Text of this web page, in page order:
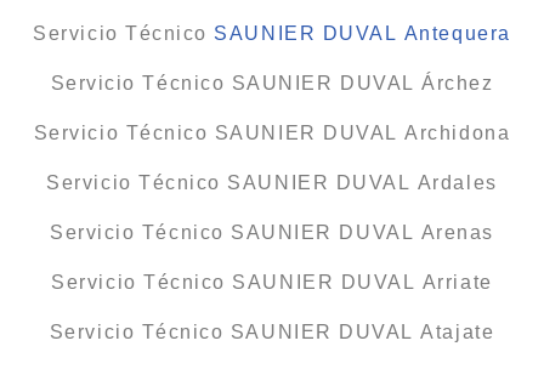
Servicio Técnico SAUNIER DUVAL Antequera
Servicio Técnico SAUNIER DUVAL Árchez
Servicio Técnico SAUNIER DUVAL Archidona
Servicio Técnico SAUNIER DUVAL Ardales
Servicio Técnico SAUNIER DUVAL Arenas
Servicio Técnico SAUNIER DUVAL Arriate
Servicio Técnico SAUNIER DUVAL Atajate